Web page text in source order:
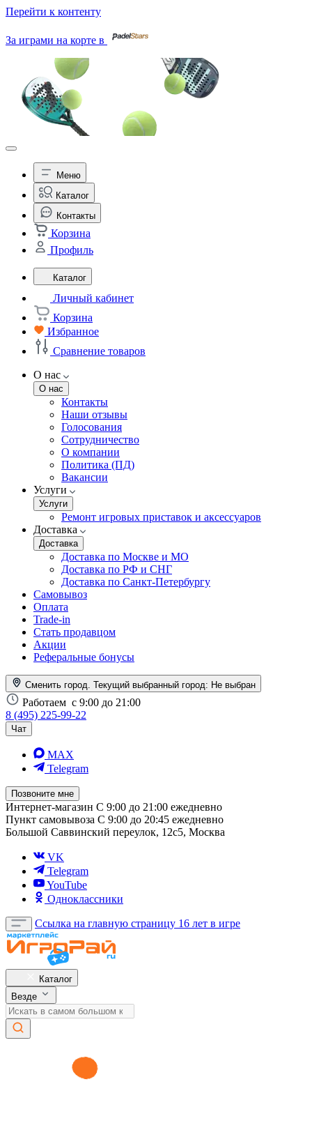
Перейти к контенту
За играми на корте в
Меню
Каталог
Контакты
Корзина
Профиль
Каталог
Личный кабинет
Корзина
Избранное
Сравнение товаров
О нас
О нас
Контакты
Наши отзывы
Голосования
Сотрудничество
О компании
Политика (ПД)
Вакансии
Услуги
Услуги
Ремонт игровых приставок и аксессуаров
Доставка
Доставка
Доставка по Москве и МО
Доставка по РФ и СНГ
Доставка по Санкт-Петербургу
Самовывоз
Оплата
Trade-in
Стать продавцом
Акции
Реферальные бонусы
Сменить город. Текущий выбранный город: Не выбран
Работаем с 9:00 до 21:00
8 (495) 225-99-22
Чат
MAX
Telegram
Позвоните мне
Интернет-магазин С 9:00 до 21:00 ежедневно
Пункт самовывоза С 9:00 до 20:45 ежедневно
Большой Саввинский переулок, 12с5, Москва
VK
Telegram
YouTube
Одноклассники
Ссылка на главную страницу 16 лет в игре
Каталог
Везде